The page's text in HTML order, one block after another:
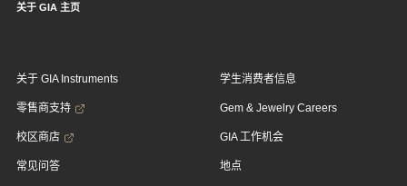
关于 GIA 主页
关于 GIA Instruments
零售商支持
校区商店
常见问答
学生消费者信息
Gem & Jewelry Careers
GIA 工作机会
地点